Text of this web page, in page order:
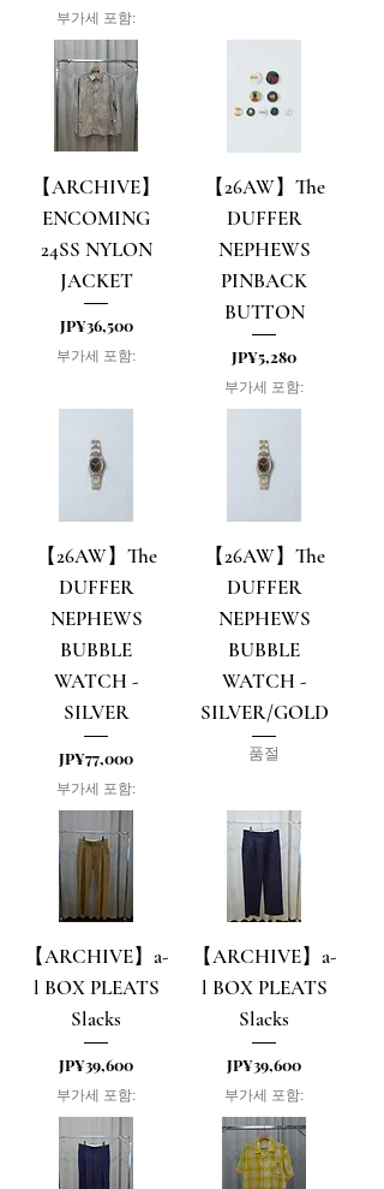
부가세 포함:
【ARCHIVE】
ENCOMING
24SS NYLON
JACKET
가격
JP¥36,500
부가세 포함:
【26AW】The
DUFFER
NEPHEWS
PINBACK
BUTTON
가격
JP¥5,280
부가세 포함:
【26AW】The
DUFFER
NEPHEWS
BUBBLE
WATCH -
SILVER
가격
JP¥77,000
부가세 포함:
【26AW】The
DUFFER
NEPHEWS
BUBBLE
WATCH -
SILVER/GOLD
품절
【ARCHIVE】a-
l BOX PLEATS
Slacks
가격
JP¥39,600
부가세 포함:
【ARCHIVE】a-
l BOX PLEATS
Slacks
가격
JP¥39,600
부가세 포함: